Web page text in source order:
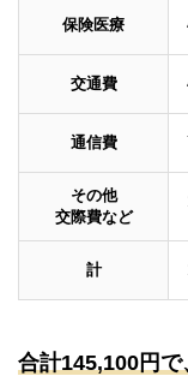
保険医療
交通費
通信費
その他
交際費など
計
合計145,100円